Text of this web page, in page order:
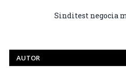
Sinditest negocia
AUTOR